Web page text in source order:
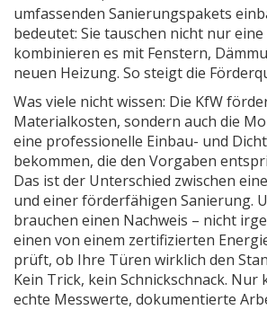
umfassenden Sanierungspakets
bedeutet: Sie tauschen nicht nur
kombinieren es mit Fenstern,
neuen Heizung. So steigt die
Was viele nicht wissen: Die KfW
Materialkosten, sondern auch die
eine professionelle Einbau- und
bekommen, die den Vorgaben
Das ist der Unterschied zwischen
und einer förderfähigen Sanierung.
brauchen einen Nachweis – nicht
einen von einem zertifizierten
prüft, ob Ihre Türen wirklich den
Kein Trick, kein Schnickschnack. Nur
echte Messwerte, dokumentierte